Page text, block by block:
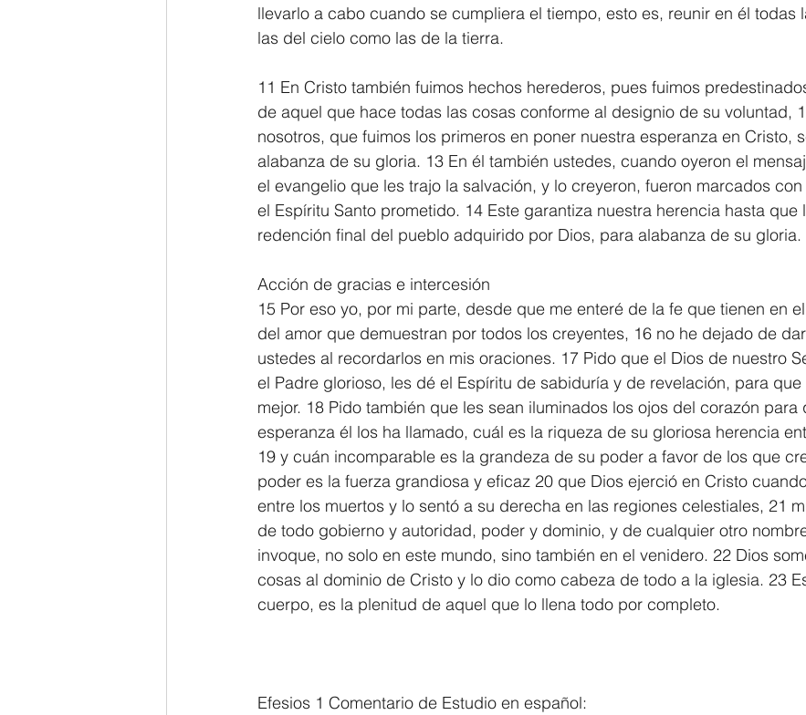
llevarlo a cabo cuando se cumpliera el tiempo, esto es, reunir en él todas
las del cielo como las de la tierra.
11 En Cristo también fuimos hechos herederos, pues fuimos
de aquel que hace todas las cosas conforme al designio de su voluntad,
nosotros, que fuimos los primeros en poner nuestra esperanza en Cristo,
alabanza de su gloria. 13 En él también ustedes, cuando oyeron el
el evangelio que les trajo la salvación, y lo creyeron, fueron marcados
el Espíritu Santo prometido. 14 Este garantiza nuestra herencia hasta que
redención final del pueblo adquirido por Dios, para alabanza de su gloria.
Acción de gracias e intercesión
15 Por eso yo, por mi parte, desde que me enteré de la fe que tienen en
del amor que demuestran por todos los creyentes, 16 no he dejado de
ustedes al recordarlos en mis oraciones. 17 Pido que el Dios de nuestro
el Padre glorioso, les dé el Espíritu de sabiduría y de revelación, para
mejor. 18 Pido también que les sean iluminados los ojos del corazón para
esperanza él los ha llamado, cuál es la riqueza de su gloriosa herencia
19 y cuán incomparable es la grandeza de su poder a favor de los que
poder es la fuerza grandiosa y eficaz 20 que Dios ejerció en Cristo
entre los muertos y lo sentó a su derecha en las regiones celestiales, 21
de todo gobierno y autoridad, poder y dominio, y de cualquier otro
invoque, no solo en este mundo, sino también en el venidero. 22 Dios
cosas al dominio de Cristo y lo dio como cabeza de todo a la iglesia. 23
cuerpo, es la plenitud de aquel que lo llena todo por completo.
Efesios 1 Comentario de Estudio en español: